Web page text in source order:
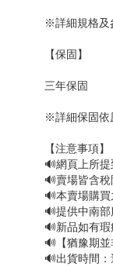
※詳細規格及
【保固】
三年保固
※詳細保固依
【注意事項】
🔊網頁上所
🔊賣場皆含
🔊本賣場購
🔊提供中南
🔊新品如有
🔊【猶豫期
🔊出貨時間：